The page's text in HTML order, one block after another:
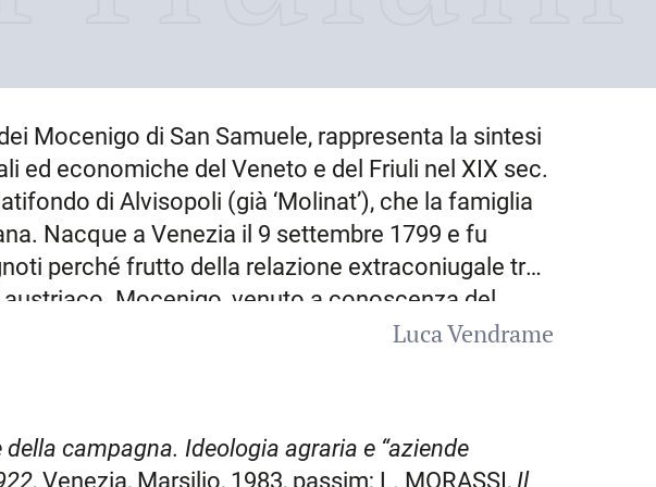
Mocenigo di San Samuele, rappresenta la sintesi
ed economiche del Veneto e del Friuli nel XIX sec.
di Alvisopoli (già ‘Molinat’), che la famiglia
Nacque a Venezia il 9 settembre 1799 e fu
perché frutto della relazione extraconiugale tra
Mocenigo, venuto a conoscenza del
e iniziò un confronto legale con la curia
1815) divenne, appena sedicenne, erede
a Bartolomeo Gamba (31 dicembre 1815),
Luca Vendrame
campagna. Ideologia agraria e “aziende
, Venezia, Marsilio, 1983, passim; L. MORASSI, Il